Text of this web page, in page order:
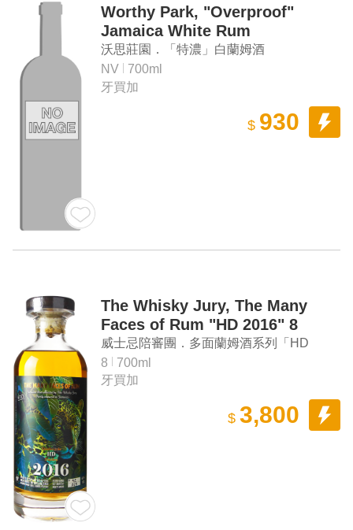
Worthy Park, "Overproof"
Jamaica White Rum
沃思莊園．「特濃」白蘭姆酒
NV
700ml
牙買加
$ 930
The Whisky Jury, The Many
Faces of Rum "HD 2016" 8
Years Old Jamaica Rum
威士忌陪審團．多面蘭姆酒系列「HD
2016」8年 牙買加蘭姆酒
8
700ml
牙買加
$ 3,800